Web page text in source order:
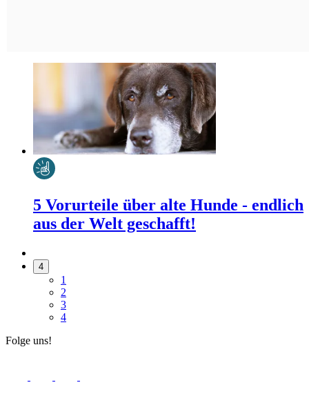
5 Vorurteile über alte Hunde - endlich
aus der Welt geschafft!
4
1
2
3
4
Folge uns!